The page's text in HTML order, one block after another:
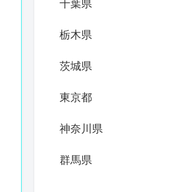
千葉県
栃木県
茨城県
東京都
神奈川県
群馬県